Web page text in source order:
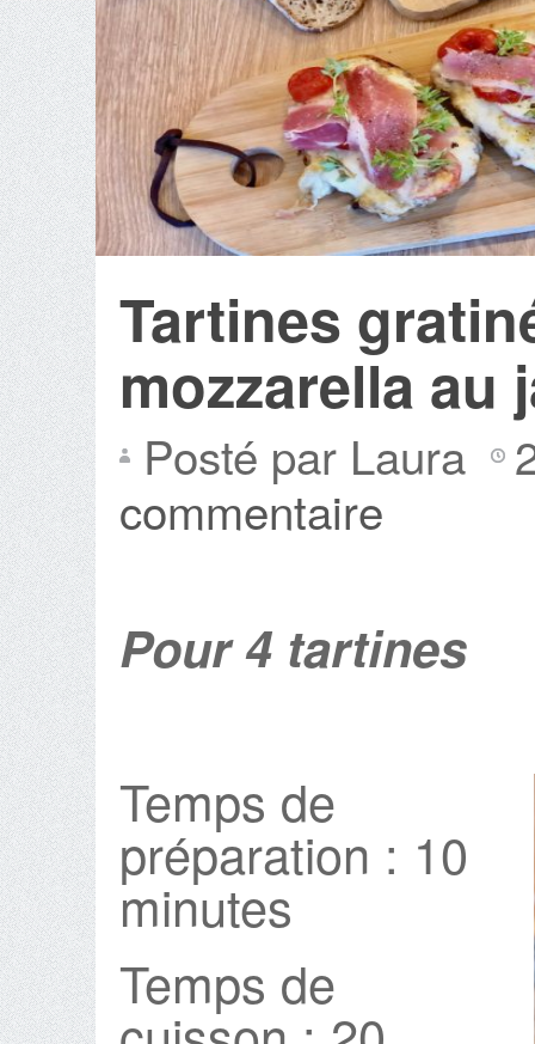
Tartines
mozzarella au
Posté par Laura
commentaire
Pour 4 tartines
Temps de
préparation : 10
minutes
Temps de